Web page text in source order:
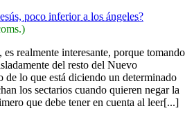
poco inferior a los ángeles?
realmente interesante, porque tomando
del resto del Nuevo
de lo que está diciendo un determinado
los sectarios cuando quieren negar la
que debe tener en cuenta al leer[...]